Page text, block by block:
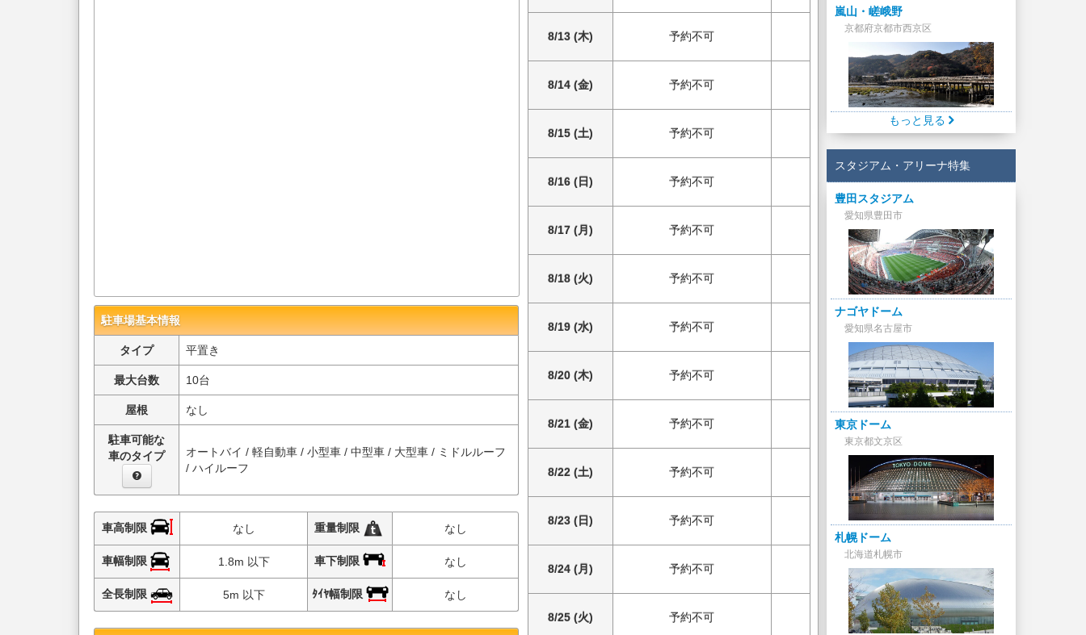
駐車場基本情報
タイプ 平置き
最大台数 10台
屋根 なし
駐車可能な
車のタイプ
オートバイ / 軽自動車 / 小型車 / 中型車 / 大型車 / ミドルルーフ
/ ハイルーフ
車高制限 なし 重量制限 なし
車幅制限 1.8m 以下 車下制限 なし
全長制限 5m 以下 ﾀｲﾔ幅制限 なし
8/13 (木) 予約不可
8/14 (金) 予約不可
8/15 (土) 予約不可
8/16 (日) 予約不可
8/17 (月) 予約不可
8/18 (火) 予約不可
8/19 (水) 予約不可
8/20 (木) 予約不可
8/21 (金) 予約不可
8/22 (土) 予約不可
8/23 (日) 予約不可
8/24 (月) 予約不可
8/25 (火) 予約不可
嵐山・嵯峨野
京都府京都市西京区
もっと見る
スタジアム・アリーナ特集
豊田スタジアム
愛知県豊田市
ナゴヤドーム
愛知県名古屋市
東京ドーム
東京都文京区
札幌ドーム
北海道札幌市